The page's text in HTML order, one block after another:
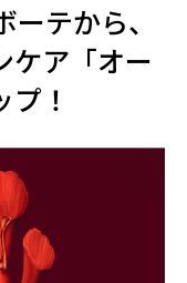
テから、
ケア「オー
！